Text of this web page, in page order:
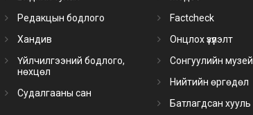
Редакцын бодлого
Хандив
Үйлчилгээний бодлого,
нөхцөл
Судалгааны сан
Factcheck
Онцлох үзүүлэлт
Сонгуулийн музей
Нийтийн өргөдөл
Батлагдсан хууль